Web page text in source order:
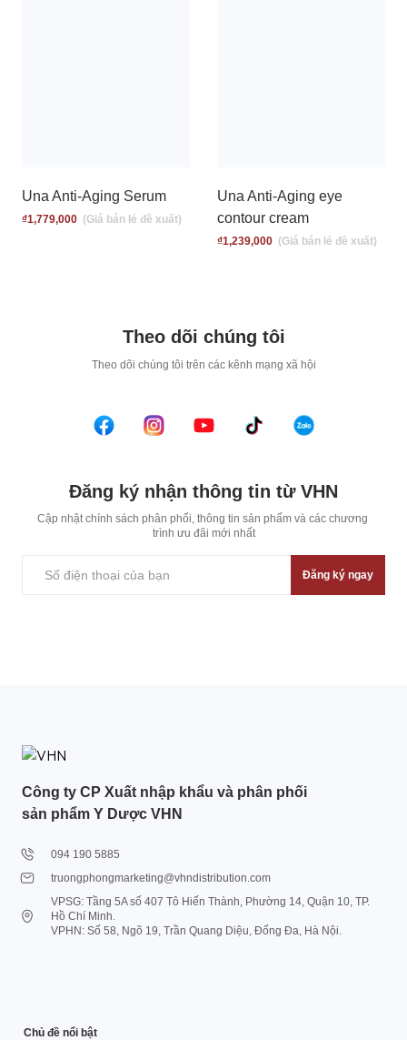
Una Anti-Aging Serum
₫1,779,000
Una Anti-Aging eye
contour cream
₫1,239,000
Theo dõi chúng tôi
Theo dõi chúng tôi trên các kênh mạng xã hội
Đăng ký nhận thông tin từ VHN
Cập nhật chính sách phân phối, thông tin sản phẩm và các chương
trình ưu đãi mới nhất
Đăng ký ngay
Công ty CP Xuất nhập khẩu và phân phối
sản phẩm Y Dược VHN
094 190 5885
truongphongmarketing@vhndistribution.com
VPSG: Tầng 5A số 407 Tô Hiến Thành, Phường 14, Quận 10, TP.
Hồ Chí Minh.
VPHN: Số 58, Ngõ 19, Trần Quang Diệu, Đống Đa, Hà Nội.
Chủ đề nổi bật